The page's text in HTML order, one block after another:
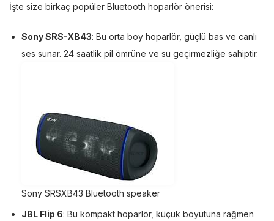
İşte size birkaç popüler Bluetooth hoparlör önerisi:
Sony SRS-XB43: Bu orta boy hoparlör, güçlü bas ve canlı
ses sunar. 24 saatlik pil ömrüne ve su geçirmezliğe sahiptir.
Sony SRSXB43 Bluetooth speaker
JBL Flip 6: Bu kompakt hoparlör, küçük boyutuna rağmen